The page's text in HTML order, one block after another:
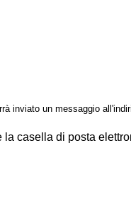
inviato un messaggio
casella di posta